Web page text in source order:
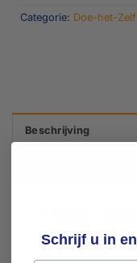
Categorie: Doe-het-
Beschrijving
Voor verticale
Schrijf u in